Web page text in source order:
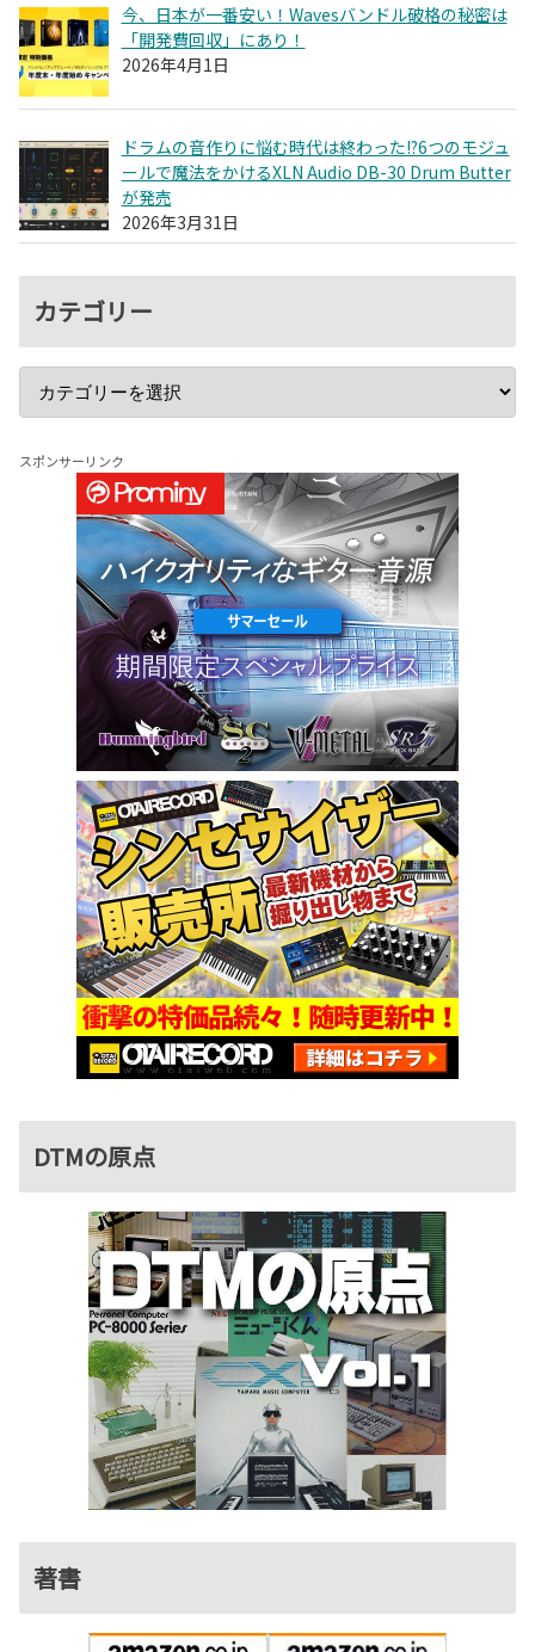
今、日本が一番安い！Wavesバンドル破格の秘密は
「開発費回収」にあり！
2026年4月1日
ドラムの音作りに悩む時代は終わった!?6つのモジュ
ールで魔法をかけるXLN Audio DB-30 Drum Butter
が発売
2026年3月31日
カテゴリー
スポンサーリンク
DTMの原点
著書